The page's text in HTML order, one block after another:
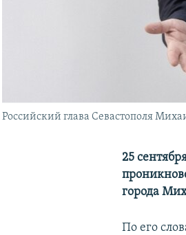
Российский глава Севастополя
25
города
По его